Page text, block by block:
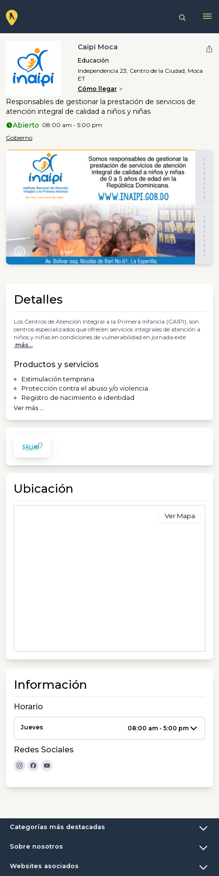
Caipi Moca
Educación
Independencia 23, Centro de la Ciudad, Moca
ET
Cómo llegar
Responsables de gestionar la prestación de servicios de
atención integral de calidad a niños y niñas
Abierto 08:00 am - 5:00 pm
Gobierno
Detalles
Los Centros de Atención Integral a la Primera Infancia (CAIPI), son
centros especializados que ofrecen servicios integrales de atención a
niños y niñas en condiciones de vulnerabilidad en jornada exte
más...
Productos y servicios
Estimulación temprana
Protección contra el abuso y/o violencia
Registro de nacimiento e identidad
Ver más ...
Ubicación
Ver Mapa
Información
Horario
Jueves 08:00 am - 5:00 pm
Redes Sociales
Categorías más destacadas
Sobre nosotros
Websites asociados